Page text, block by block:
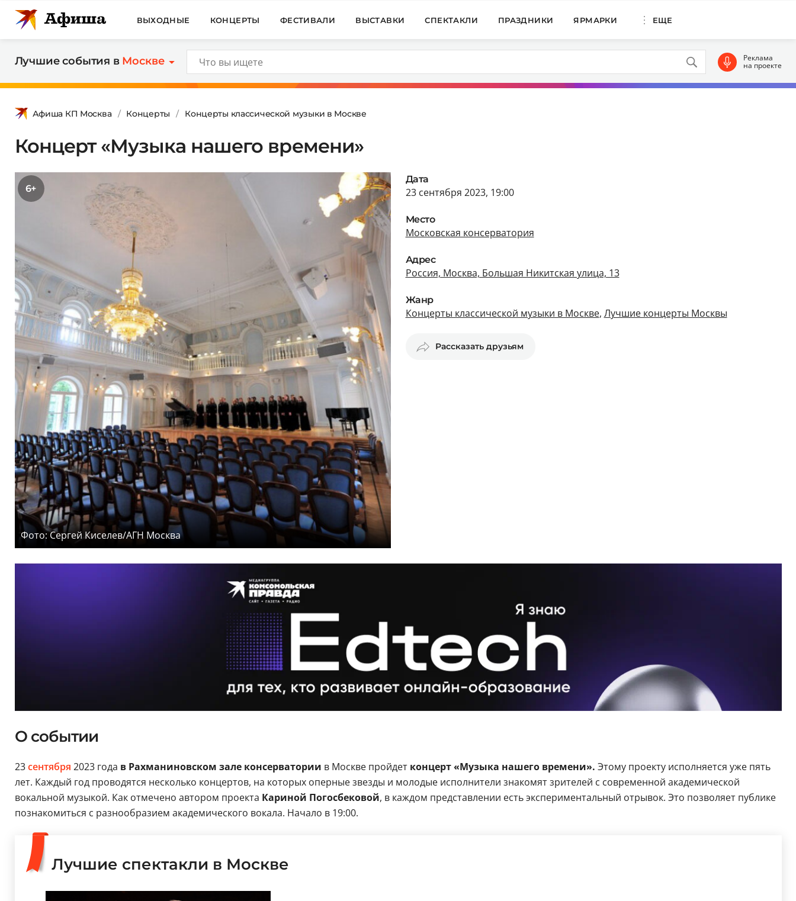
ВЫХОДНЫЕ КОНЦЕРТЫ ФЕСТИВАЛИ ВЫСТАВКИ СПЕКТАКЛИ ПРАЗДНИКИ ЯРМАРКИ ЕЩЕ
Лучшие события в Москве Реклама
на проекте
Афиша КП Москва Концерты Концерты классической музыки в Москве
Концерт «Музыка нашего времени»
6+
Фото: Сергей Киселев/АГН Москва
Дата
23 сентября 2023, 19:00
Место
Московская консерватория
Адрес
Россия, Москва, Большая Никитская улица, 13
Жанр
Концерты классической музыки в Москве, Лучшие концерты Москвы
Рассказать друзьям
О событии
23сентября 2023 года в Рахманиновском зале консерватории в Москве пройдет концерт «Музыка нашего времени». Этому проекту исполняется уже пять
лет. Каждый год проводятся несколько концертов, на которых оперные звезды и молодые исполнители знакомят зрителей с современной академической
вокальной музыкой. Как отмечено автором проекта Кариной Погосбековой, в каждом представлении есть экспериментальный отрывок. Это позволяет публике
познакомиться с разнообразием академического вокала. Начало в 19:00.
Лучшие спектакли в Москве